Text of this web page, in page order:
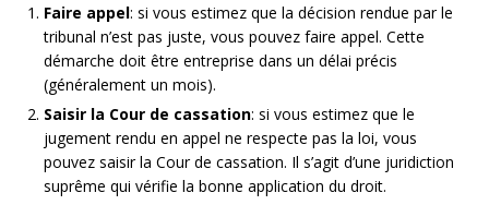
Faire appel: si vous estimez que la décision rendue par le
tribunal n’est pas juste, vous pouvez faire appel. Cette
démarche doit être entreprise dans un délai précis
(généralement un mois).
Saisir la Cour de cassation: si vous estimez que le
jugement rendu en appel ne respecte pas la loi, vous
pouvez saisir la Cour de cassation. Il s’agit d’une juridiction
suprême qui vérifie la bonne application du droit.